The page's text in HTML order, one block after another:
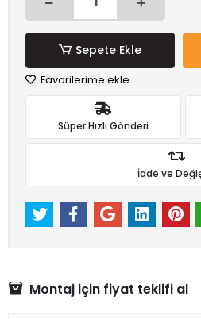
Sepete Ekle
Favorilerime ekle
Süper Hızlı Gönderi
İade ve
Montaj için fiyat teklifi al